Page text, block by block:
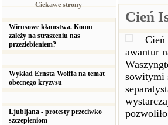
Ciekawe strony
Wirusowe kłamstwa. Komu
zależy na straszeniu nas
przeziebieniem?
Wykład Ernsta Wolffa na temat
obecnego kryzysu
Ljubljana - protesty przeciwko
szczepieniom
Cień
Cień
awantur
sowitymi